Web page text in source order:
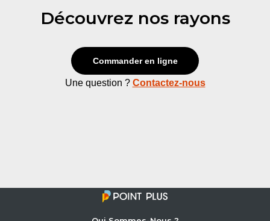
Découvrez nos rayons
Commander en ligne
Une question ? Contactez-nous